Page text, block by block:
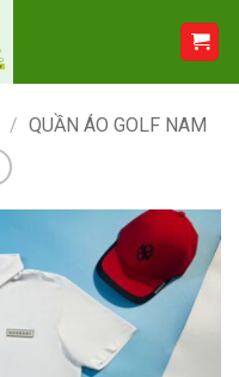
/ QUẦN ÁO GOLF NAM